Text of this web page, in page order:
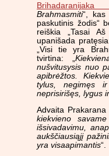
Brihadaranijaka
Brahmasmiti“, kas
paskutinis žodis“
reiškia „Tasai
upanišada pratęsia:
„Visi tie yra
tvirtina: „
nušvitusysis nuo
apibrėžtos.
tylus, negimęs
neprisirišęs, lygus
Advaita Prakarana
kiekvieno
išsivadavimu,
aukščiausiąjį
yra visaapimantis“.